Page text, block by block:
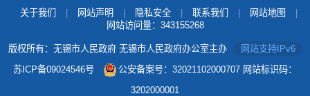
关于我们 网站声明 隐私安全 联系我们 网站地图
网站访问量： 343155268
版权所有：无锡市人民政府 无锡市人民政府办公室主办
网站支持IPv6
苏ICP备09024546号
公安备案号：32021102000707 网站标识码：
3202000001